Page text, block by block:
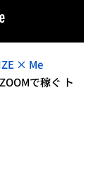
× Me
で稼ぐ ト